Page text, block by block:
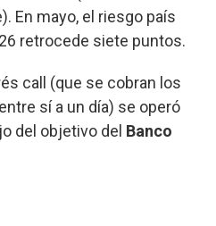
En mayo, el riesgo país
retrocede siete puntos.
call (que se cobran los
sí a un día) se operó
del objetivo del Banco